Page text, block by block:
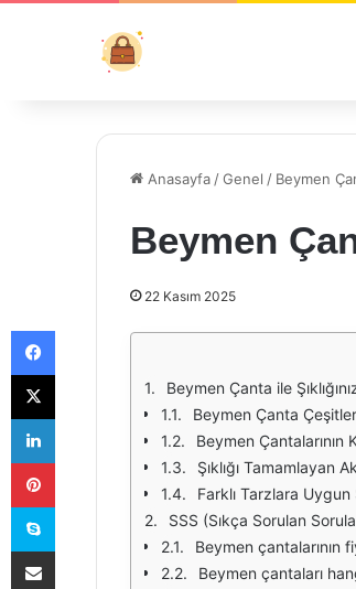
Anasayfa /Genel / Beymen
Beymen
22 Kasım 2025
Beymen Çanta ile
Beymen Çanta
Beymen Çantalarının
Şıklığı Tamamlayan
Farklı Tarzlara
SSS (Sıkça Sorulan
Beymen çantalarının
Beymen çantaları
Facebook
X
LinkedIn
Pinterest
Skype
E-Posta ile paylaş